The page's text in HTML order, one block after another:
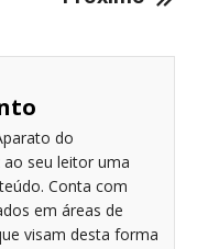
do
seu leitor uma
Conta com
em áreas de
visam desta forma